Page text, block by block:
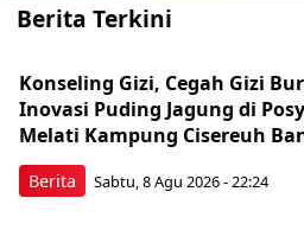
Berita Terkini
Berita
Konseling Gizi, Cegah Gizi
Inovasi Puding Jagung di
Melati Kampung Cisereuh
Sabtu, 8 Agu 2026 - 22:24